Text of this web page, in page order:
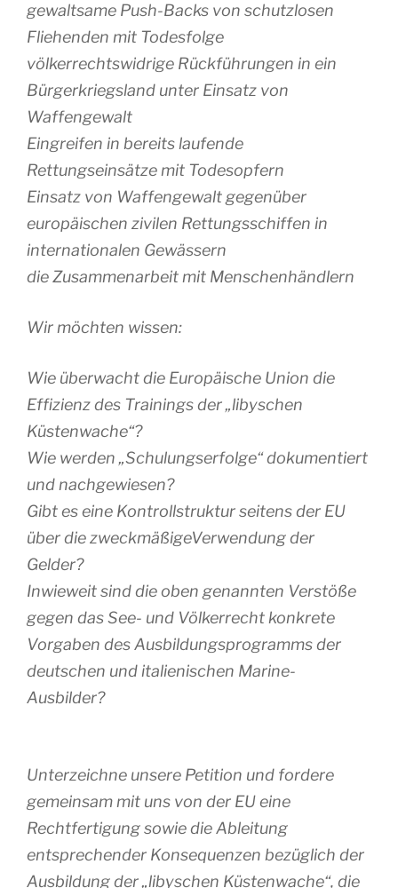
gewaltsame Push-Backs von schutzlosen
Fliehenden mit Todesfolge
völkerrechtswidrige Rückführungen in ein
Bürgerkriegsland unter Einsatz von
Waffengewalt
Eingreifen in bereits laufende
Rettungseinsätze mit Todesopfern
Einsatz von Waffengewalt gegenüber
europäischen zivilen Rettungsschiffen in
internationalen Gewässern
die Zusammenarbeit mit Menschenhändlern
Wir möchten wissen:
Wie überwacht die Europäische Union die
Effizienz des Trainings der „libyschen
Küstenwache“?
Wie werden „Schulungserfolge“ dokumentiert
und nachgewiesen?
Gibt es eine Kontrollstruktur seitens der EU
über die zweckmäßigeVerwendung der
Gelder?
Inwieweit sind die oben genannten Verstöße
gegen das See- und Völkerrecht konkrete
Vorgaben des Ausbildungsprogramms der
deutschen und italienischen Marine-
Ausbilder?
Unterzeichne unsere Petition und fordere
gemeinsam mit uns von der EU eine
Rechtfertigung sowie die Ableitung
entsprechender Konsequenzen bezüglich der
Ausbildung der „libyschen Küstenwache“, die